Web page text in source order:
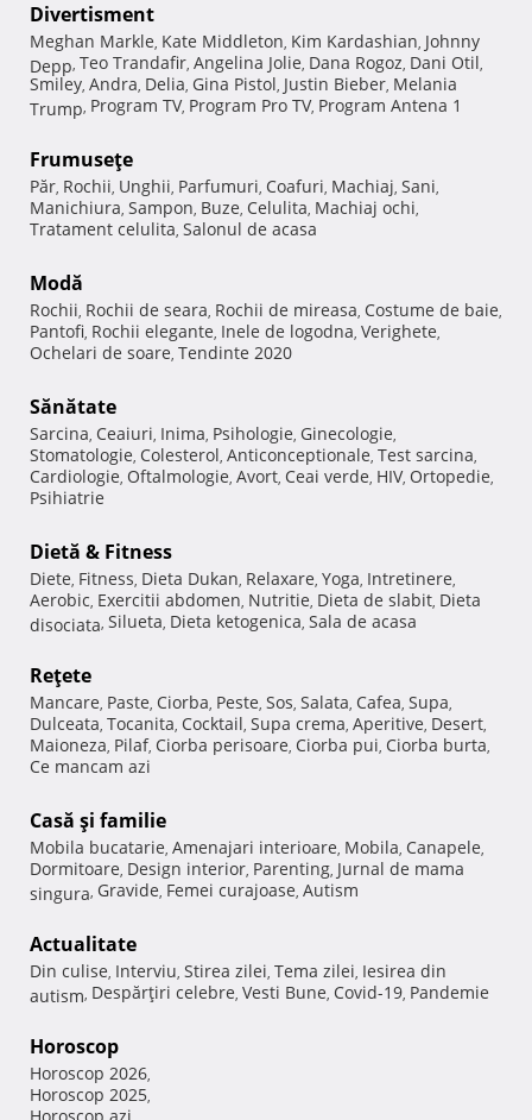
Divertisment
Meghan Markle, Kate Middleton, Kim Kardashian, Johnny
Depp, Teo Trandafir, Angelina Jolie, Dana Rogoz, Dani Otil,
Smiley, Andra, Delia, Gina Pistol, Justin Bieber, Melania
Trump, Program TV, Program Pro TV, Program Antena 1
Frumuseţe
Păr, Rochii, Unghii, Parfumuri, Coafuri, Machiaj, Sani,
Manichiura, Sampon, Buze, Celulita, Machiaj ochi,
Tratament celulita, Salonul de acasa
Modă
Rochii, Rochii de seara, Rochii de mireasa, Costume de baie,
Pantofi, Rochii elegante, Inele de logodna, Verighete,
Ochelari de soare, Tendinte 2020
Sănătate
Sarcina, Ceaiuri, Inima, Psihologie, Ginecologie,
Stomatologie, Colesterol, Anticonceptionale, Test sarcina,
Cardiologie, Oftalmologie, Avort, Ceai verde, HIV, Ortopedie,
Psihiatrie
Dietă & Fitness
Diete, Fitness, Dieta Dukan, Relaxare, Yoga, Intretinere,
Aerobic, Exercitii abdomen, Nutritie, Dieta de slabit, Dieta
disociata, Silueta, Dieta ketogenica, Sala de acasa
Reţete
Mancare, Paste, Ciorba, Peste, Sos, Salata, Cafea, Supa,
Dulceata, Tocanita, Cocktail, Supa crema, Aperitive, Desert,
Maioneza, Pilaf, Ciorba perisoare, Ciorba pui, Ciorba burta,
Ce mancam azi
Casă şi familie
Mobila bucatarie, Amenajari interioare, Mobila, Canapele,
Dormitoare, Design interior, Parenting, Jurnal de mama
singura, Gravide, Femei curajoase, Autism
Actualitate
Din culise, Interviu, Stirea zilei, Tema zilei, Iesirea din
autism, Despărţiri celebre, Vesti Bune, Covid-19, Pandemie
Horoscop
Horoscop 2026,
Horoscop 2025,